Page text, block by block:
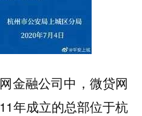
金融公司中，微贷网
年成立的总部位于杭